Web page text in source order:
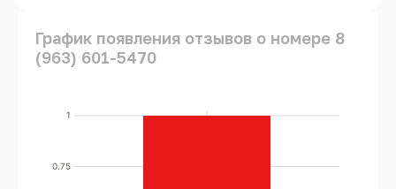
График появления отзывов о номере 8
(963) 601-5470
0.75
1